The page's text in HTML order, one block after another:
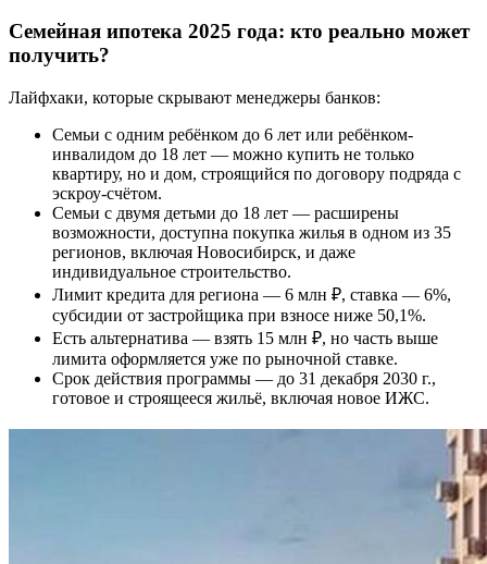
Семейная ипотека 2025 года: кто реально может
получить?
Лайфхаки, которые скрывают менеджеры банков:
Семьи с одним ребёнком до 6 лет или ребёнком-
инвалидом до 18 лет — можно купить не только
квартиру, но и дом, строящийся по договору подряда с
эскроу-счётом.
Семьи с двумя детьми до 18 лет — расширены
возможности, доступна покупка жилья в одном из 35
регионов, включая Новосибирск, и даже
индивидуальное строительство.
Лимит кредита для региона — 6 млн ₽, ставка — 6%,
субсидии от застройщика при взносе ниже 50,1%.
Есть альтернатива — взять 15 млн ₽, но часть выше
лимита оформляется уже по рыночной ставке.
Срок действия программы — до 31 декабря 2030 г.,
готовое и строящееся жильё, включая новое ИЖС.